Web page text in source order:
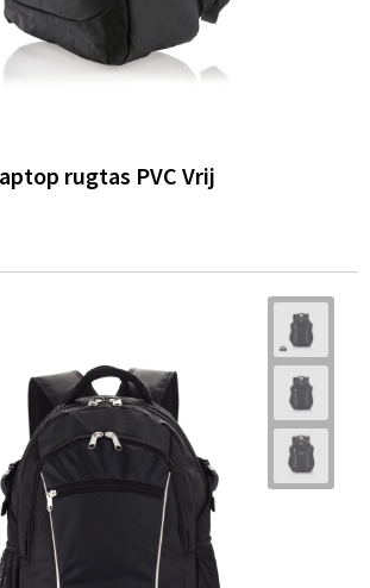
rugtas PVC Vrij